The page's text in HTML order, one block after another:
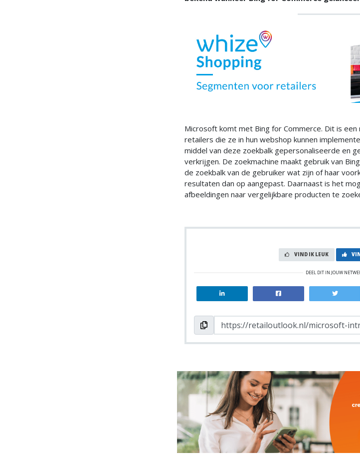
Microsoft komt met Bing for Commerce. Dit is
retailers die ze in hun webshop kunnen
middel van deze zoekbalk gepersonaliseerde en
verkrijgen. De zoekmachine maakt gebruik van
de zoekbalk van de gebruiker wat zijn of haar
resultaten dan op aangepast. Daarnaast is het
afbeeldingen naar vergelijkbare producten te
VIND IK LEUK
DEEL DIT IN JOUW